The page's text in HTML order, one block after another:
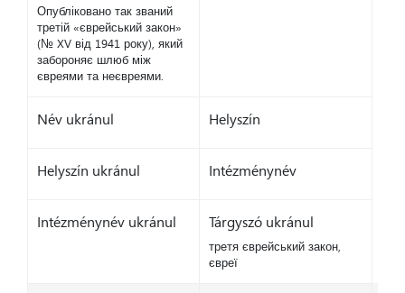
Опубліковано так званий
третій «єврейський закон»
(№ XV від 1941 року), який
забороняє шлюб між
євреями та неєвреями.
Név ukránul Helyszín
Helyszín ukránul Intézménynév
Intézménynév ukránul Tárgyszó ukránul
третя єврейський закон,
євреї